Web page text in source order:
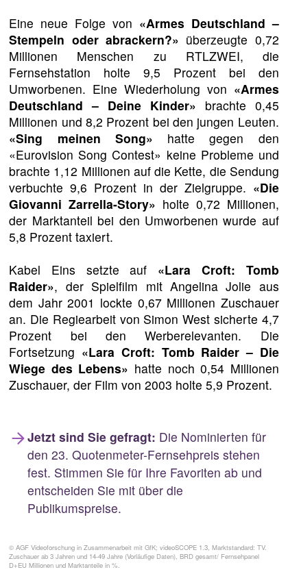
Eine neue Folge von «Armes Deutschland –
Stempeln oder abrackern?» überzeugte 0,72
Millionen Menschen zu RTLZWEI, die
Fernsehstation holte 9,5 Prozent bei den
Umworbenen. Eine Wiederholung von «Armes
Deutschland – Deine Kinder» brachte 0,45
Millionen und 8,2 Prozent bei den jungen Leuten.
«Sing meinen Song» hatte gegen den
«Eurovision Song Contest» keine Probleme und
brachte 1,12 Millionen auf die Kette, die Sendung
verbuchte 9,6 Prozent in der Zielgruppe. «Die
Giovanni Zarrella-Story» holte 0,72 Millionen,
der Marktanteil bei den Umworbenen wurde auf
5,8 Prozent taxiert.
Kabel Eins setzte auf «Lara Croft: Tomb
Raider», der Spielfilm mit Angelina Jolie aus
dem Jahr 2001 lockte 0,67 Millionen Zuschauer
an. Die Regiearbeit von Simon West sicherte 4,7
Prozent bei den Werberelevanten. Die
Fortsetzung «Lara Croft: Tomb Raider – Die
Wiege des Lebens» hatte noch 0,54 Millionen
Zuschauer, der Film von 2003 holte 5,9 Prozent.
Jetzt sind Sie gefragt: Die Nominierten für
den 23. Quotenmeter-Fernsehpreis stehen
fest. Stimmen Sie für Ihre Favoriten ab und
entscheiden Sie mit über die
Publikumspreise.
© AGF Videoforschung in Zusammenarbeit mit GfK; videoSCOPE 1.3, Marktstandard: TV.
Zuschauer ab 3 Jahren und 14-49 Jahre (Vorläufige Daten), BRD gesamt/ Fernsehpanel
D+EU Millionen und Marktanteile in %.